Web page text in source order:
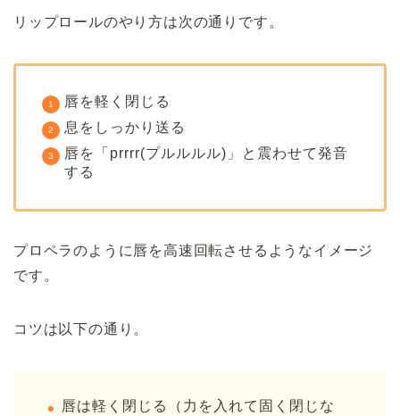
リップロールのやり方は次の通りです。
唇を軽く閉じる
息をしっかり送る
唇を「prrrr(プルルルル)」と震わせて発音
する
プロペラのように唇を高速回転させるようなイメージ
です。
コツは以下の通り。
唇は軽く閉じる（力を入れて固く閉じな